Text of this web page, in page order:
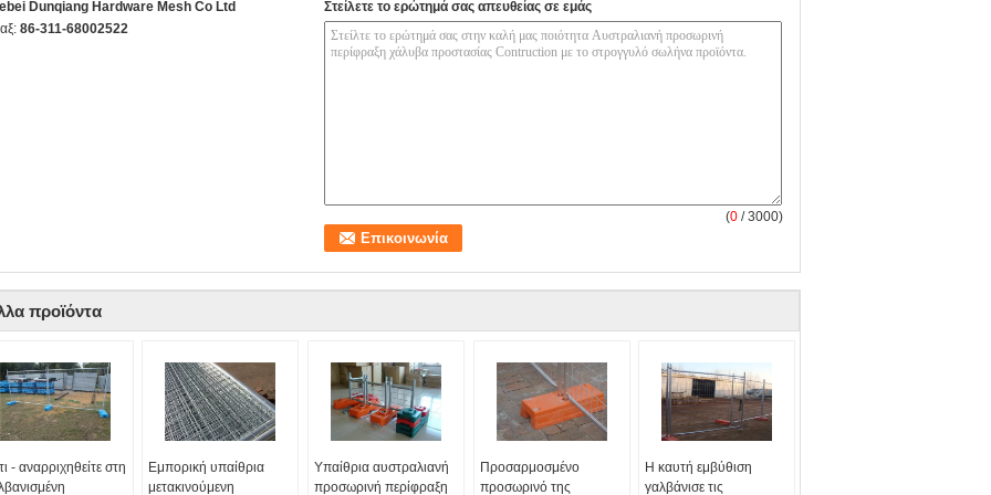
Dunqiang Hardware Mesh Co Ltd
86-311-68002522
Στείλετε το ερώτημά σας απευθείας σε εμάς
(0 / 3000)
προϊόντα
- αναρριχηθείτε στη
Εμπορική υπαίθρια
μετακινούμενη
Υπαίθρια αυστραλιανή
προσωρινή περίφραξη
Προσαρμοσμένο
προσωρινό της
Η καυτή εμβύθιση
γαλβάνισε τις